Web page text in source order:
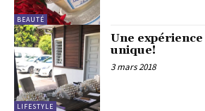
BEAUTÉ
LIFESTYLE
Une
unique!
3 mars 2018